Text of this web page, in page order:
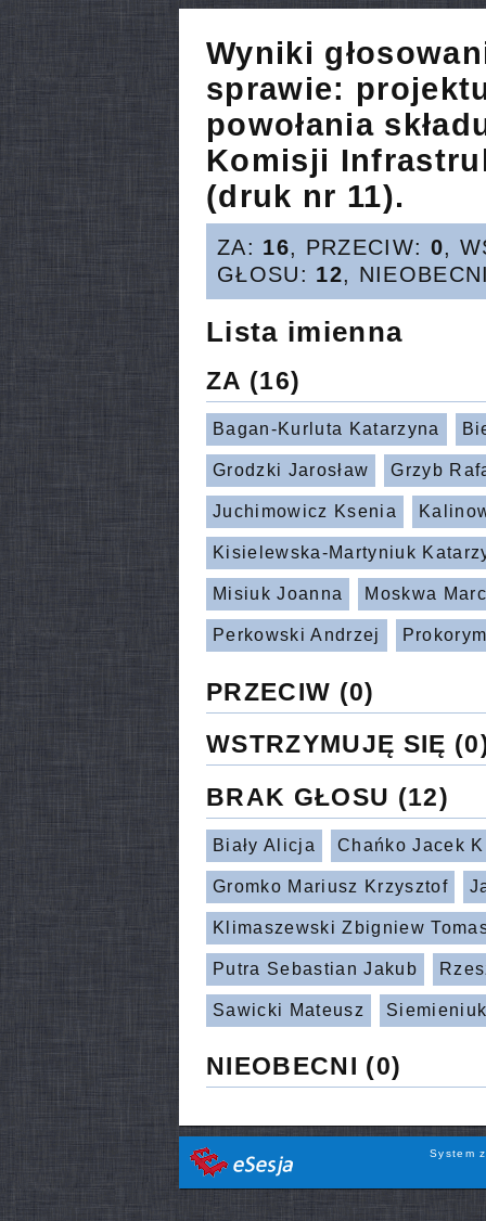
Wyniki
sprawie:
powołania
Komisji
(druk nr 11).
ZA: 16, PRZECIW: 0,
GŁOSU: 12,
Lista imienna
ZA (16)
Bagan-Kurluta Katarzyna
Grodzki Jarosław Grzyb
Juchimowicz Ksenia
Kisielewska-Martyniuk
Misiuk Joanna Moskwa
Perkowski Andrzej
PRZECIW (0)
WSTRZYMUJĘ SIĘ
BRAK GŁOSU (12)
Biały Alicja Chańko Jacek
Gromko Mariusz Krzysztof
Klimaszewski Zbigniew
Putra Sebastian Jakub
Sawicki Mateusz
NIEOBECNI (0)
System